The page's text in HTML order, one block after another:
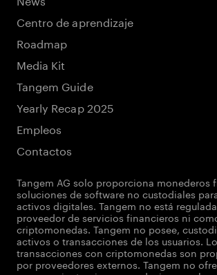
Centro de aprendizaje
Roadmap
Media Kit
Tangem Guide
Yearly Recap 2025
Empleos
Contactos
Tangem AG solo proporciona monederos
soluciones de software no custodiales
activos digitales. Tangem no está
proveedor de servicios financieros ni
criptomonedas. Tangem no posee,
activos o transacciones de los usuarios.
transacciones con criptomonedas son
por proveedores externos. Tangem no